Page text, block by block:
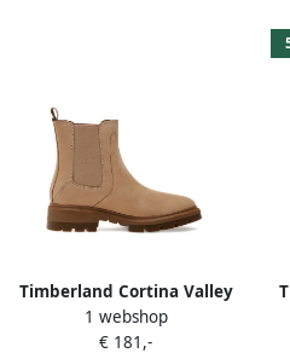
Timberland Cortina Valley
Chelsea laarzen Beige
1 webshop
€ 181,-